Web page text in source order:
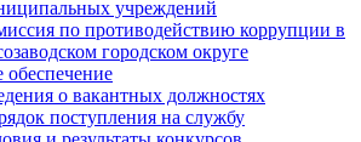
учреждений
по противодействию коррупции в
городском округе
обеспечение
о вакантных должностях
поступления на службу